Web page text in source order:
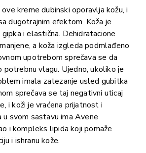
kreme dubinski oporavlja kožu, i
dugotrajnim efektom. Koža je
i elastična. Dehidratacione
a koža izgleda podmlađeno
upotrebom sprečava se da
potrebnu vlagu. Ujedno, ukoliko je
imala zatezanje usled gubitka
sprečava se taj negativni uticaj
i koži je vraćena prijatnost i
u svom sastavu ima Avene
i kompleks lipida koji pomaže
i ishranu kože.